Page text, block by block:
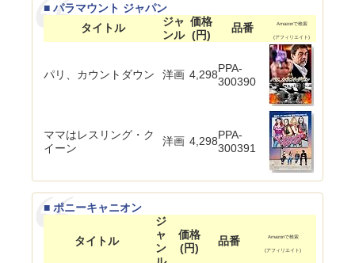
■ パラマウント ジャパン
タイトル
ジャ
ンル
価格
(円)
品番 Amazonで検索
(アフィリエイト)
パリ、カウントダウン 洋画 4,298PPA-
300390
ママはレスリング・ク
イーン
洋画 4,298PPA-
300391
■ ポニーキャニオン
タイトル
ジ
ャ
ン
価格
(円)
品番 Amazonで検索
(アフィリエイト)